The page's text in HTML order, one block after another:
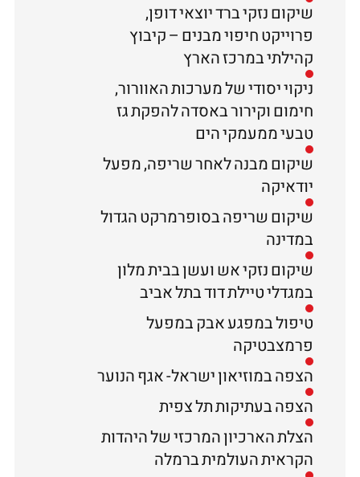
שיקום נזקי ברד יוצאי דופן,
פרוייקט חיפוי מבנים – קיבוץ
קהילתי במרכז הארץ
ניקוי יסודי של מערכות האוורור,
חימום וקירור באסדה להפקת גז
טבעי ממעמקי הים
שיקום מבנה לאחר שריפה, מפעל
יודאיקה
שיקום שריפה בסופרמרקט הגדול
במדינה
שיקום נזקי אש ועשן בבית מלון
במגדלי טיילת דוד בתל אביב
טיפול במפגע אבק במפעל
פרמצבטיקה
הצפה במוזיאון ישראל- אגף הנוער
הצפה בעתיקות תל צפית
הצלת הארכיון המרכזי של היהדות
הקראית העולמית ברמלה